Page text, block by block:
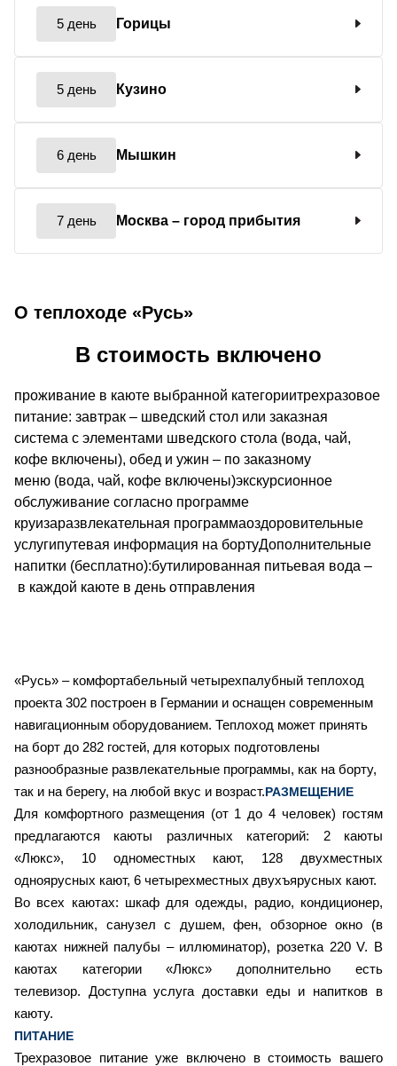
5 день Горицы
5 день Кузино
6 день Мышкин
7 день Москва – город прибытия
О теплоходе «Русь»
«Русь» – комфортабельный четырехпалубный теплоход
проекта 302 построен в Германии и оснащен современным
навигационным оборудованием. Теплоход может принять
на борт до 282 гостей, для которых подготовлены
разнообразные развлекательные программы, как на борту,
так и на берегу, на любой вкус и возраст.РАЗМЕЩЕНИЕ
Для комфортного размещения (от 1 до 4 человек) гостям
предлагаются каюты различных категорий: 2
каюты
«Люкс», 10 одноместных кают, 128
двухместных
одноярусных кают, 6 четырехместных двухъярусных кают.
Во всех каютах: шкаф для одежды, радио, кондиционер,
холодильник, санузел с душем, фен, обзорное окно (в
каютах нижней палубы – иллюминатор), розетка 220 V. В
каютах категории «Люкс» дополнительно есть
телевизор. Доступна услуга доставки еды и напитков в
каюту.
ПИТАНИЕ
Трехразовое питание уже включено в стоимость вашего
В стоимость включено
проживание в каюте выбранной категориитрехразовое
питание: завтрак – шведский стол или заказная
система с элементами шведского стола (вода, чай,
кофе включены), обед и ужин – по заказному
меню (вода, чай, кофе включены)экскурсионное
обслуживание согласно программе
круизаразвлекательная программаоздоровительные
услугипутевая информация на бортуДополнительные
напитки (бесплатно):бутилированная питьевая вода –
в каждой каюте в день отправления